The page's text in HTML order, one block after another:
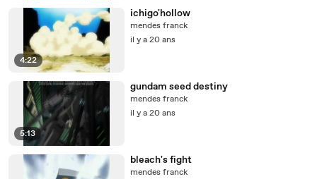
4:22
ichigo'hollow
mendes franck
il y a 20 ans
5:13
gundam seed destiny
mendes franck
il y a 20 ans
bleach's fight
mendes franck